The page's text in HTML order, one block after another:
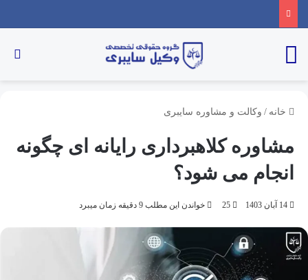
خانه / وکالت و مشاوره سایبری
مشاوره کلاهبرداری رایانه ای چگونه
انجام می شود؟
14 آبان 1403 25 خواندن این مطلب 9 دقیقه زمان میبرد